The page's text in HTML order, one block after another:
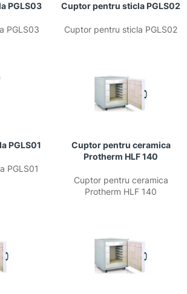
PGLS03
PGLS03
Cuptor pentru sticla PGLS02
Cuptor pentru sticla PGLS02
PGLS01
PGLS01
Cuptor pentru ceramica
Protherm HLF 140
Cuptor pentru ceramica
Protherm HLF 140